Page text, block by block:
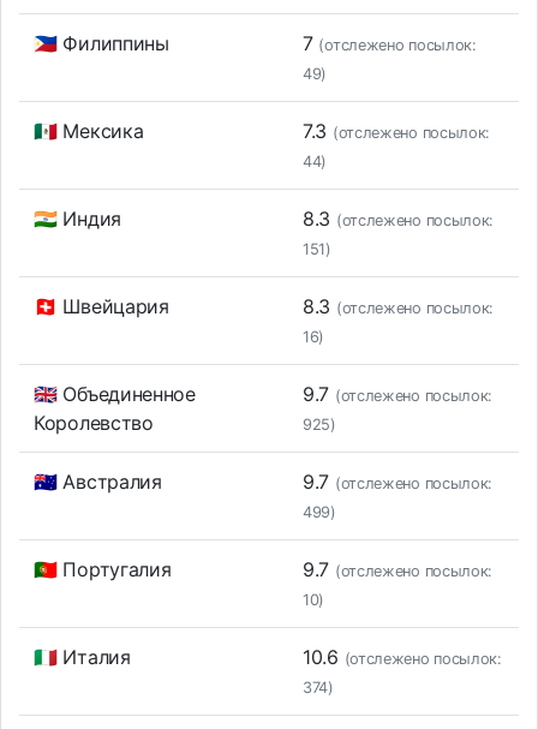
🇵🇭 Филиппины 7 (отслежено посылок:
49)
🇲🇽 Мексика 7.3 (отслежено посылок:
44)
🇮🇳 Индия 8.3 (отслежено посылок:
151)
🇨🇭 Швейцария 8.3 (отслежено посылок:
16)
🇬🇧 Объединенное
Королевство
9.7 (отслежено посылок:
925)
🇦🇺 Австралия 9.7 (отслежено посылок:
499)
🇵🇹 Португалия 9.7 (отслежено посылок:
10)
🇮🇹 Италия 10.6 (отслежено посылок:
374)